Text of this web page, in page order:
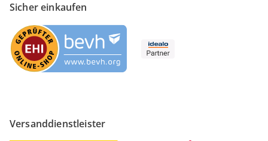
Sicher einkaufen
Versanddienstleister